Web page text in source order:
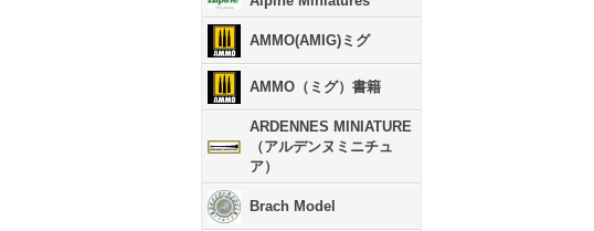
AMMO(AMIG)ミグ
AMMO（ミグ）書籍
ARDENNES MINIATURE
（アルデンヌミニチュ
ア）
Brach Model